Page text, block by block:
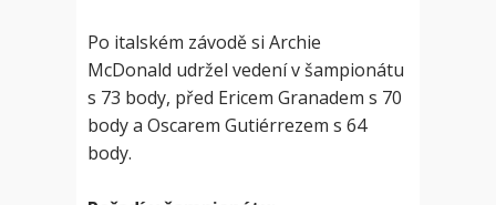
Po italském závodě si Archie
McDonald udržel vedení v šampionátu
s 73 body, před Ericem Granadem s 70
body a Oscarem Gutiérrezem s 64
body.